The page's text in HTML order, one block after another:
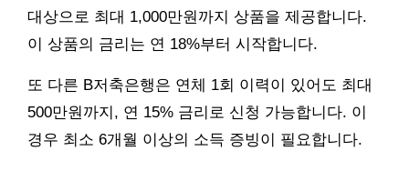
대상으로 최대 1,000만원까지 상품을 제공합니다.
이 상품의 금리는 연 18%부터 시작합니다.
또 다른 B저축은행은 연체 1회 이력이 있어도 최대
500만원까지, 연 15% 금리로 신청 가능합니다. 이
경우 최소 6개월 이상의 소득 증빙이 필요합니다.